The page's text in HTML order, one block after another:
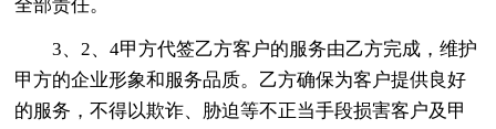
全部责任。
3、2、4甲方代签乙方客户的服务由乙方完成，维护
甲方的企业形象和服务品质。乙方确保为客户提供良好
的服务，不得以欺诈、胁迫等不正当手段损害客户及甲